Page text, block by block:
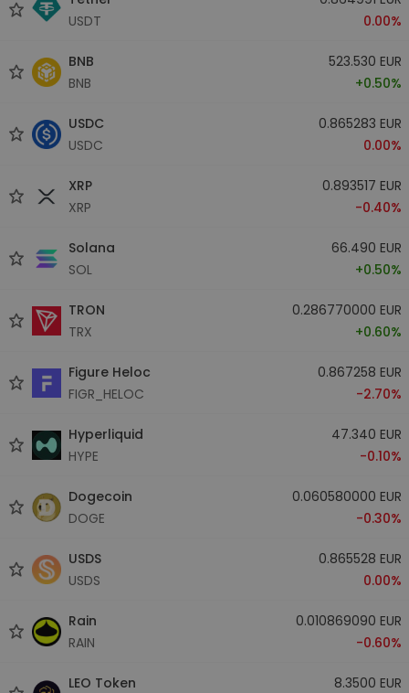
USDT
0.00%
BNB
BNB
523.530 EUR
+0.50%
USDC
USDC
0.865283 EUR
0.00%
XRP
XRP
0.893517 EUR
-0.40%
Solana
SOL
66.490 EUR
+0.50%
TRON
TRX
0.286770000 EUR
+0.60%
Figure Heloc
FIGR_HELOC
0.867258 EUR
-2.70%
Hyperliquid
HYPE
47.340 EUR
-0.10%
Dogecoin
DOGE
0.060580000 EUR
-0.30%
USDS
USDS
0.865528 EUR
0.00%
Rain
RAIN
0.010869090 EUR
-0.60%
LEO Token
8.3500 EUR